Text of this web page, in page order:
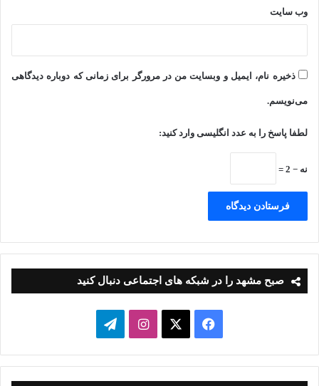
وب‌ سایت
ذخیره نام، ایمیل و وبسایت من در مرورگر برای زمانی که دوباره دیدگاهی
می‌نویسم.
لطفا پاسخ را به عدد انگلیسی وارد کنید:
نه − 2 =
صبح مشهد را در شبکه های اجتماعی دنبال کنید
فیسبوک ایکساینستاگرامتلگرام